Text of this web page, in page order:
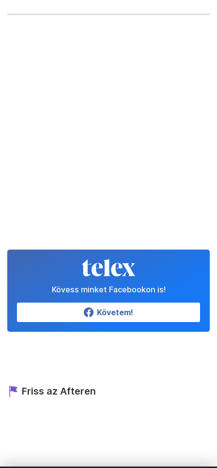
Kövess minket Facebookon is!
Követem!
Friss az Afteren